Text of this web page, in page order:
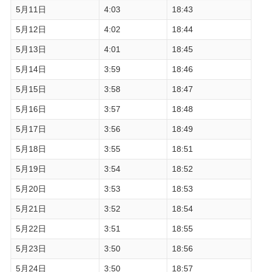
5月11日 4:03 18:43
5月12日 4:02 18:44
5月13日 4:01 18:45
5月14日 3:59 18:46
5月15日 3:58 18:47
5月16日 3:57 18:48
5月17日 3:56 18:49
5月18日 3:55 18:51
5月19日 3:54 18:52
5月20日 3:53 18:53
5月21日 3:52 18:54
5月22日 3:51 18:55
5月23日 3:50 18:56
5月24日 3:50 18:57